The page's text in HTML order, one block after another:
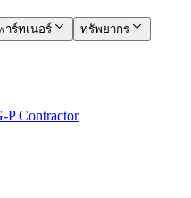
าร์ทเนอร์​​
ทรัพยากร​​
Contractor​​